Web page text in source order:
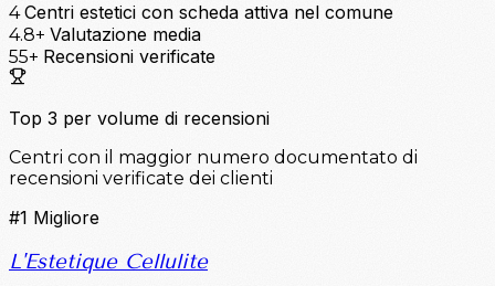
4 Centri estetici con scheda attiva nel comune
4.8+ Valutazione media
55+ Recensioni verificate
Top 3 per volume di recensioni
Centri con il maggior numero documentato di
recensioni verificate dei clienti
#1 Migliore
L'Estetique Cellulite